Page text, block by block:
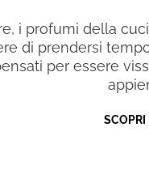
i profumi della
di prendersi
per essere
SCOPRI